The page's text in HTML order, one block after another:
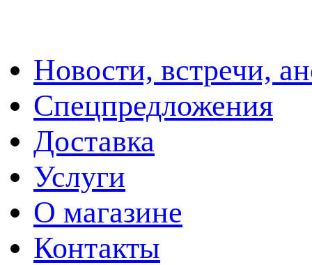
Новости, встречи,
Спецпредложения
Доставка
Услуги
О магазине
Контакты